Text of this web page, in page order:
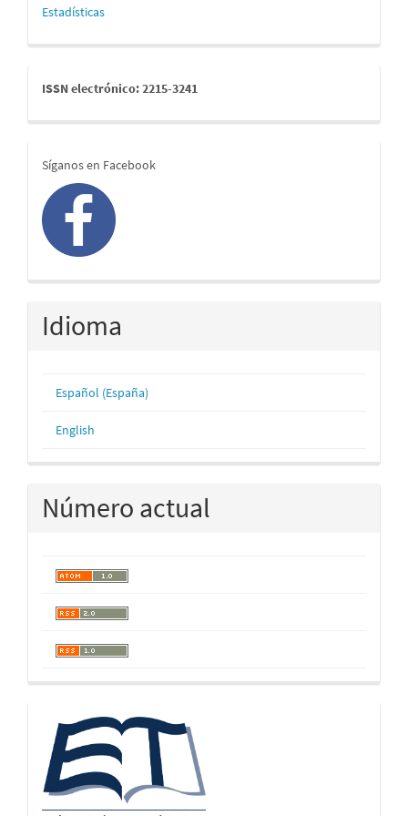
Estadísticas
issn
ISSN electrónico: 2215-3241
redes
Síganos en Facebook
Idioma
Español (España)
English
Número actual
logos